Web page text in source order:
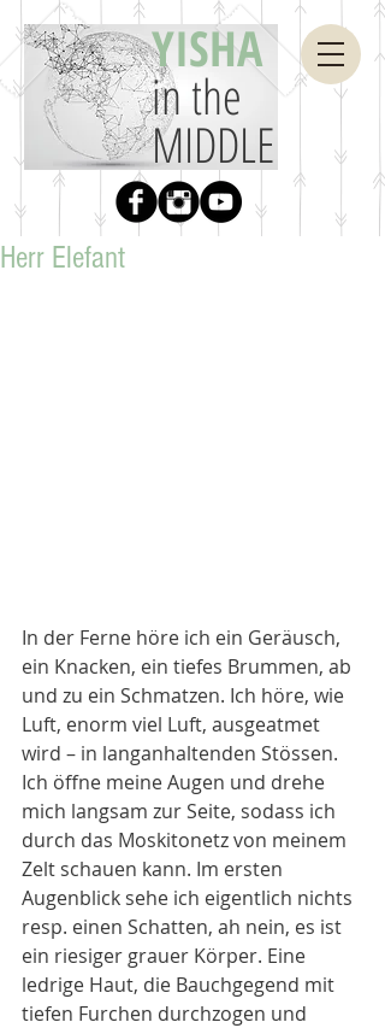
YISHA
in the
MIDDLE
Herr Elefant
In der Ferne höre ich ein Geräusch,
ein Knacken, ein tiefes Brummen, ab
und zu ein Schmatzen. Ich höre, wie
Luft, enorm viel Luft, ausgeatmet
wird – in langanhaltenden Stössen.
Ich öffne meine Augen und drehe
mich langsam zur Seite, sodass ich
durch das Moskitonetz von meinem
Zelt schauen kann. Im ersten
Augenblick sehe ich eigentlich nichts
resp. einen Schatten, ah nein, es ist
ein riesiger grauer Körper. Eine
ledrige Haut, die Bauchgegend mit
tiefen Furchen durchzogen und